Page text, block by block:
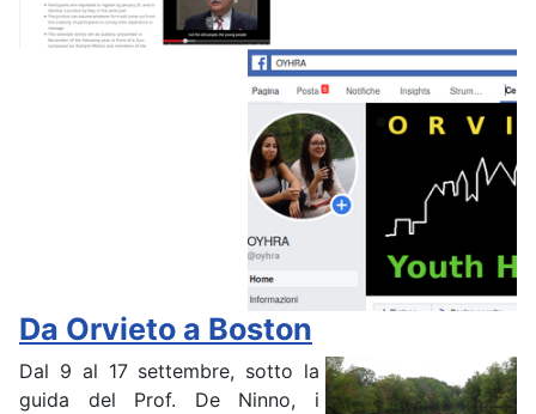
Da Orvieto a Boston
Dal 9 al 17 settembre, sotto la
guida del Prof. De Ninno, i